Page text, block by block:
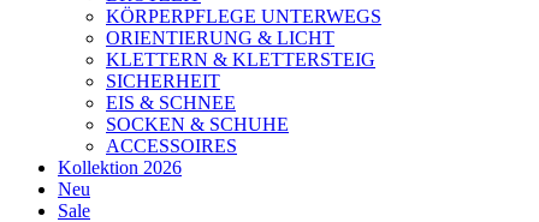
KÖRPERPFLEGE UNTERWEGS
ORIENTIERUNG & LICHT
KLETTERN & KLETTERSTEIG
SICHERHEIT
EIS & SCHNEE
SOCKEN & SCHUHE
ACCESSOIRES
Kollektion 2026
Neu
Sale